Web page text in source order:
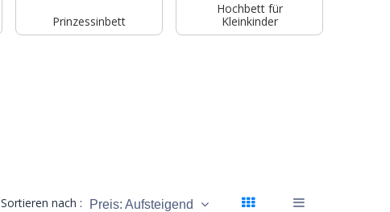
Prinzessinbett
Hochbett für
Kleinkinder
Sortieren nach : Preis: Aufsteigend